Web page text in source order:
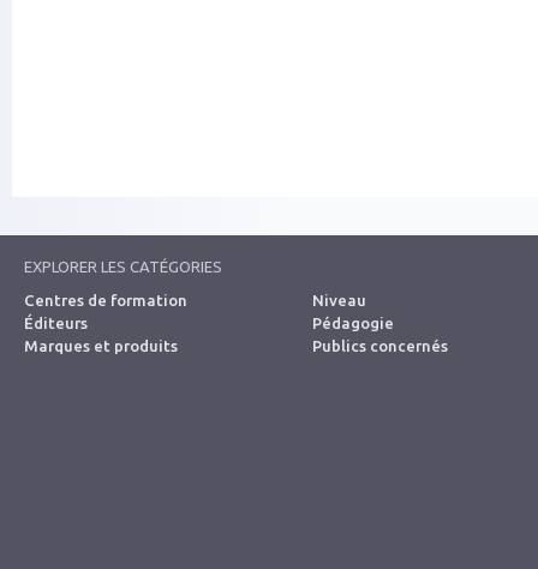
EXPLORER LES CATÉGORIES
Centres de formation
Niveau
Éditeurs
Pédagogie
Marques et produits
Publics concernés